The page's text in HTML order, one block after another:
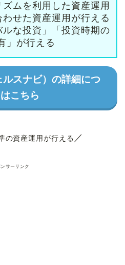
ムを利用した資産運用
せた資産運用が行える
な投資」「投資時期の
」が行える
スナビ）の詳細につ
こちら
の資産運用が行える ／
サーリンク